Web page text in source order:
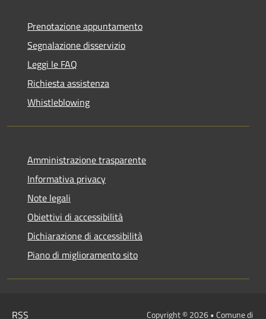
Prenotazione appuntamento
Segnalazione disservizio
Leggi le FAQ
Richiesta assistenza
Whistleblowing
Amministrazione trasparente
Informativa privacy
Note legali
Obiettivi di accessibilità
Dichiarazione di accessibilità
Piano di miglioramento sito
RSS Copyright © 2026 • Comune di